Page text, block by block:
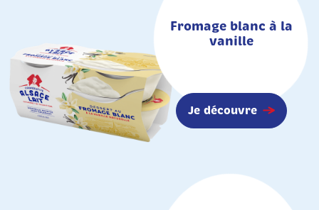
Fromage blanc à la
vanille
Je découvre